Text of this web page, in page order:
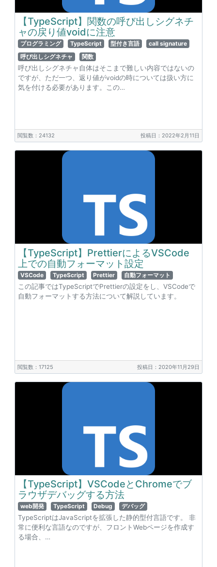
【TypeScript】関数の呼び出しシグネチ
ャの戻り値voidに注意
プログラミング TypeScript 型付き言語
call signature
呼び出しシグネチャ
関数
呼び出しシグネチャ自体はそこまで難しい内容ではないの
ですが、ただ一つ、返り値がvoidの時については扱い方に
気を付ける必要があります。この…
閲覧数：24132 投稿日：2022年2月11日
【TypeScript】PrettierによるVSCode
上での自動フォーマット設定
VSCode TypeScript Prettier 自動フォーマット
この記事ではTypeScriptでPrettierの設定をし、VSCodeで
自動フォーマットする方法について解説しています。
閲覧数：17125 投稿日：2020年11月29日
【TypeScript】VSCodeとChromeでブ
ラウザデバッグする方法
web開発 TypeScript Debug デバッグ
TypeScriptはJavaScriptを拡張した静的型付言語です。 非
常に便利な言語なのですが、フロントWebページを作成す
る場合、…